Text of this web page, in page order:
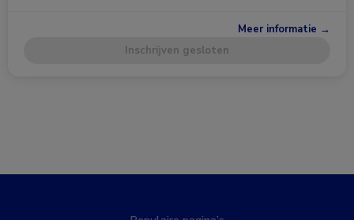
Meer informatie →
Inschrijven gesloten